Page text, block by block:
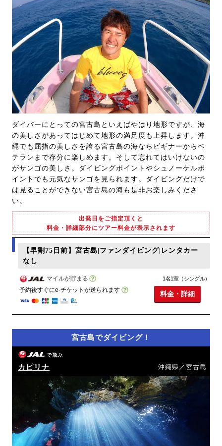
ダイバーにとっての宮古島といえばやはり地形ですが、海
の美しさがあってはじめて地形の満足度も上昇します。沖
縄でも屈指の美しさを誇る宮古島の海ならビギナーからベ
テランまで存分に楽しめます。そして忘れてはいけないの
がサンゴの美しさ。ダイビングポイントやシュノーケルポ
イントでも元気なサンゴを見られます。ダイビングだけで
は見ることができない宮古島の海も是非お楽しみくださ
い。
出発日をご指定頂くと
料金・詳細部分にツアー料金が表示されます
【早割75日前】宮古島|ファンダイビング|レンタカー
なし
マイルが貯まる
予約後すぐにe-チケットが送られます
1名1室（シングル）
料金・詳細
宮古島でダイビング！
で飛ぶ
カピリナ 沖縄県／宮古島